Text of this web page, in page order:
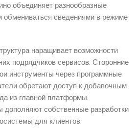
объединяет разнообразные
обмениваться сведениями в режиме
наращивает возможности
подрядчиков сервисов. Сторонние
инструменты через программные
обретают доступ к добавочным
из главной платформы.
дополняют собственные разработки
для клиентов.